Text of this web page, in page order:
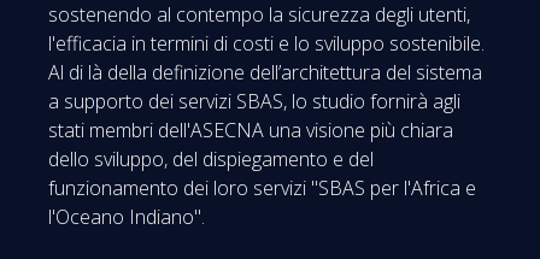
sostenendo al contempo la sicurezza degli utenti,
l'efficacia in termini di costi e lo sviluppo sostenibile.
Al di là della definizione dell’architettura del sistema
a supporto dei servizi SBAS, lo studio fornirà agli
stati membri dell'ASECNA una visione più chiara
dello sviluppo, del dispiegamento e del
funzionamento dei loro servizi "SBAS per l'Africa e
l'Oceano Indiano".